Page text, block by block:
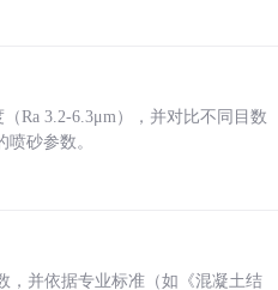
Ra 3.2-6.3μm），并对比不同目数
砂参数。
，并依据专业标准（如《混凝土结